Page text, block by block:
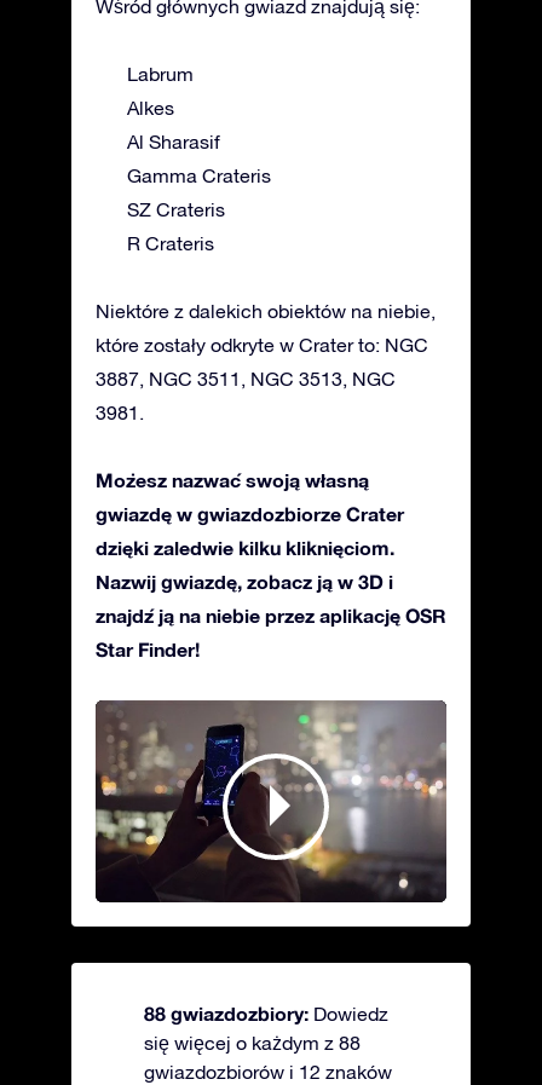
Wśród głównych gwiazd znajdują się:
Labrum
Alkes
Al Sharasif
Gamma Crateris
SZ Crateris
R Crateris
Niektóre z dalekich obiektów na niebie,
które zostały odkryte w Crater to: NGC
3887, NGC 3511, NGC 3513, NGC
3981.
Możesz nazwać swoją własną
gwiazdę w gwiazdozbiorze Crater
dzięki zaledwie kilku kliknięciom.
Nazwij gwiazdę, zobacz ją w 3D i
znajdź ją na niebie przez aplikację OSR
Star Finder!
88 gwiazdozbiory: Dowiedz
się więcej o każdym z 88
gwiazdozbiorów i 12 znaków